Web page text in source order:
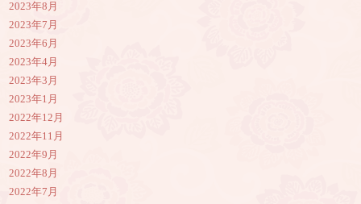
2023年8月
2023年7月
2023年6月
2023年4月
2023年3月
2023年1月
2022年12月
2022年11月
2022年9月
2022年8月
2022年7月